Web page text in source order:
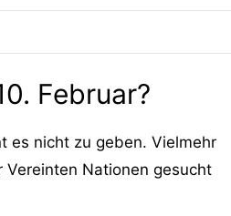
Februar?
es nicht zu geben. Vielmehr
Vereinten Nationen gesucht